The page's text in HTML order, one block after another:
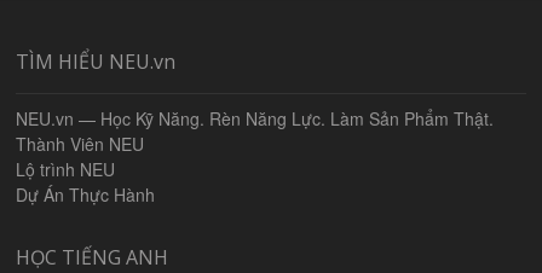
TÌM HIỂU NEU.vn
NEU.vn — Học Kỹ Năng. Rèn Năng Lực. Làm Sản Phẩm Thật.
Thành Viên NEU
Lộ trình NEU
Dự Án Thực Hành
HỌC TIẾNG ANH